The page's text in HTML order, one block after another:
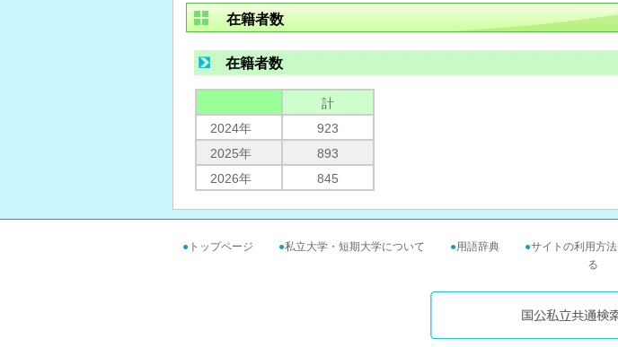
在籍者数
在籍者数
計
2024年
923
2025年
893
2026年
845
● トップページ ●私立大学・短期大学について ●用語辞典 ●サイトの利用方法
る